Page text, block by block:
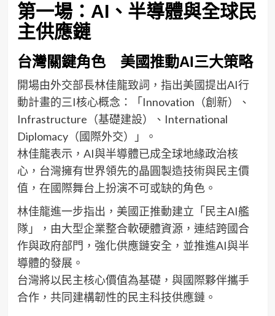
第一場：AI、半導體與全球民
主供應鏈
台灣關鍵角色 美國推動AI三大策略
開場由外交部長林佳龍致詞，指出美國提出AI行
動計畫的三I核心概念：「Innovation（創新）、
Infrastructure（基礎建設）、International
Diplomacy（國際外交）」。
林佳龍表示，AI與半導體已成全球地緣政治核
心，台灣擁有世界領先的晶圓製造技術與民主價
值，在國際舞台上扮演不可或缺的角色。
林佳龍進一步指出，美國正推動建立「民主AI艦
隊」，由大型企業整合軟硬體資源，連結跨國合
作與政府部門，強化供應鏈安全，並推進AI與半
導體的發展。
台灣將以民主核心價值為基礎，與國際夥伴攜手
合作，共同建構韌性的民主科技供應鏈。